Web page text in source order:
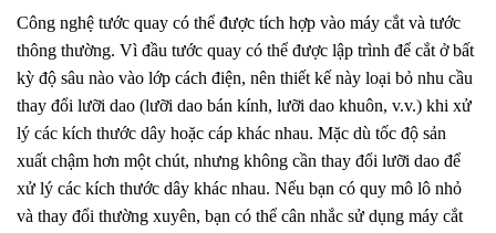
Công nghệ tước quay có thể được tích hợp vào máy cắt và tước
thông thường. Vì đầu tước quay có thể được lập trình để cắt ở bất
kỳ độ sâu nào vào lớp cách điện, nên thiết kế này loại bỏ nhu cầu
thay đổi lưỡi dao (lưỡi dao bán kính, lưỡi dao khuôn, v.v.) khi xử
lý các kích thước dây hoặc cáp khác nhau. Mặc dù tốc độ sản
xuất chậm hơn một chút, nhưng không cần thay đổi lưỡi dao để
xử lý các kích thước dây khác nhau. Nếu bạn có quy mô lô nhỏ
và thay đổi thường xuyên, bạn có thể cân nhắc sử dụng máy cắt